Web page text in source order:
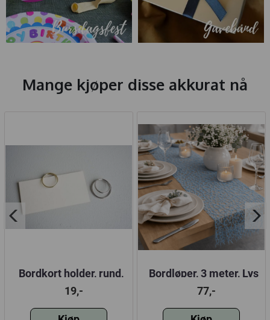
Mange kjøper disse akkurat nå
Bordkort holder, rund,
gull/sølv
19,-
Bordløper, 3 meter, Lys
blå
77,-